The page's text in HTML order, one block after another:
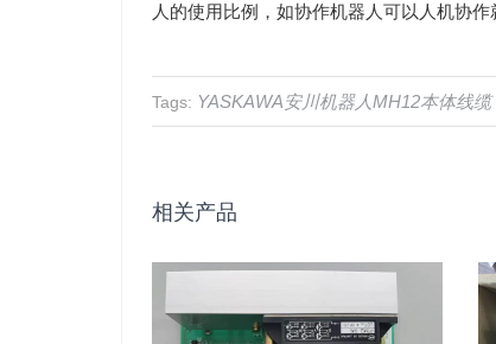
人的使用比例，如协作机器人可以人机协作
Tags: YASKAWA安川机器人MH12本体线缆
相关产品